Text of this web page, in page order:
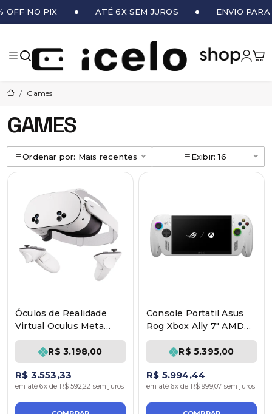
NO PIX ATÉ 6X SEM JUROS ENVIO PARA
Games
GAMES
Ordenar por: Mais recentes Exibir: 16
Óculos de Realidade
Virtual Oculus Meta
Quest 3S 256GB
R$ 3.553,33
R$ 3.198,00
em até 6x de R$ 592,22 sem juros
Console Portatil Asus
Rog Xbox Ally 7" AMD
Ryzen Z2 Ai 512GB
RC73YA
R$ 5.994,44
R$ 5.395,00
em até 6x de R$ 999,07 sem juros